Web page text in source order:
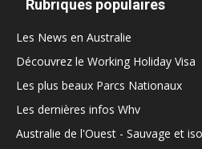
Rubriques populaires
Les News en Australie
Découvrez le Working Holiday Visa
Les plus beaux Parcs Nationaux
Les dernières infos Whv
Australie de l'Ouest - Sauvage et